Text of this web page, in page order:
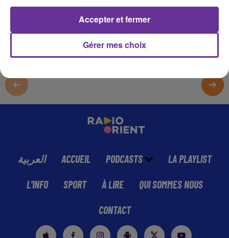
0:00 3 min 56 sec
العربية ACCUEIL PODCASTS LA PLAYLIST
L'INFO SPORT À LIRE QUI SOMMES NOUS
CONTACT
Gérer mes choix
Accepter et fermer